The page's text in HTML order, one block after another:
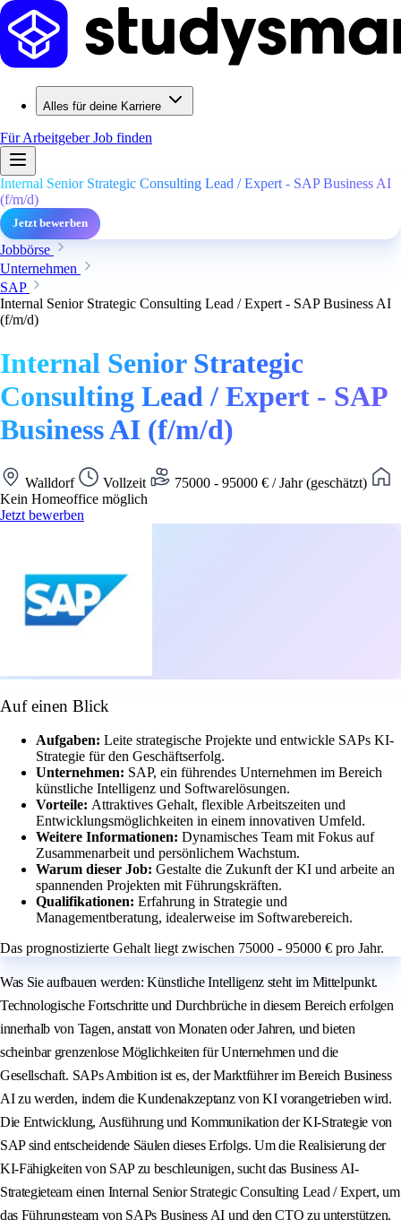
Alles für deine Karriere
Für ArbeitgeberJob finden
Internal Senior Strategic Consulting Lead / Expert - SAP Business AI
(f/m/d)
Jetzt bewerben
Jobbörse
Unternehmen
SAP
Internal Senior Strategic Consulting Lead / Expert - SAP Business AI
(f/m/d)
Internal Senior Strategic
Consulting Lead / Expert - SAP
Business AI (f/m/d)
Walldorf Vollzeit
75000 - 95000 € / Jahr (geschätzt)
Kein Homeoffice möglich
Jetzt bewerben
Auf einen Blick
Aufgaben: Leite strategische Projekte und entwickle SAPs KI-
Strategie für den Geschäftserfolg.
Unternehmen: SAP, ein führendes Unternehmen im Bereich
künstliche Intelligenz und Softwarelösungen.
Vorteile: Attraktives Gehalt, flexible Arbeitszeiten und
Entwicklungsmöglichkeiten in einem innovativen Umfeld.
Weitere Informationen: Dynamisches Team mit Fokus auf
Zusammenarbeit und persönlichem Wachstum.
Warum dieser Job: Gestalte die Zukunft der KI und arbeite an
spannenden Projekten mit Führungskräften.
Qualifikationen: Erfahrung in Strategie und
Managementberatung, idealerweise im Softwarebereich.
Das prognostizierte Gehalt liegt zwischen 75000 - 95000 € pro Jahr.
Was Sie aufbauen werden: Künstliche Intelligenz steht im Mittelpunkt.
Technologische Fortschritte und Durchbrüche in diesem Bereich erfolgen
innerhalb von Tagen, anstatt von Monaten oder Jahren, und bieten
scheinbar grenzenlose Möglichkeiten für Unternehmen und die
Gesellschaft. SAPs Ambition ist es, der Marktführer im Bereich Business
AI zu werden, indem die Kundenakzeptanz von KI vorangetrieben wird.
Die Entwicklung, Ausführung und Kommunikation der KI-Strategie von
SAP sind entscheidende Säulen dieses Erfolgs. Um die Realisierung der
KI-Fähigkeiten von SAP zu beschleunigen, sucht das Business AI-
Strategieteam einen Internal Senior Strategic Consulting Lead / Expert, um
das Führungsteam von SAPs Business AI und den CTO zu unterstützen.